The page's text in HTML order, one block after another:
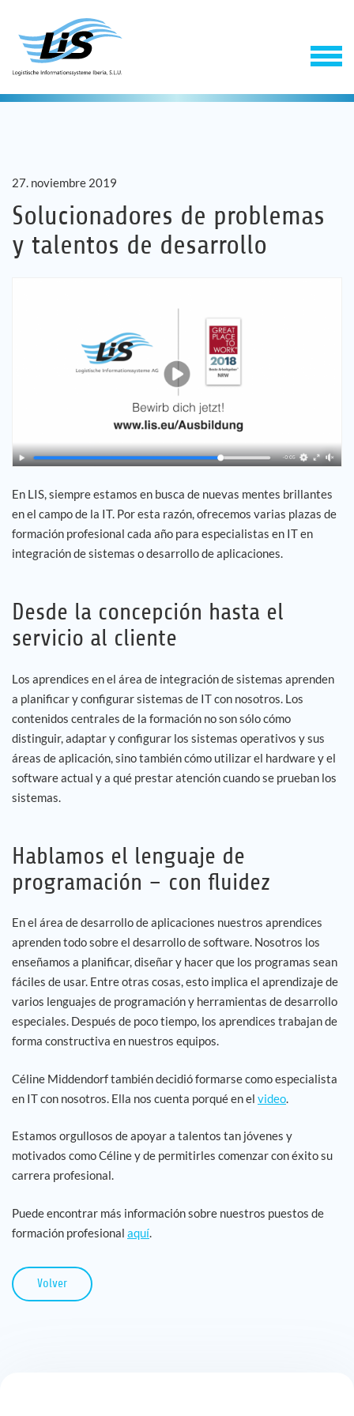
Software
Contáctenos
27. noviembre 2019
Solucionadores de problemas
y talentos de desarrollo
En LIS, siempre estamos en busca de nuevas mentes brillantes
en el campo de la IT. Por esta razón, ofrecemos varias plazas de
formación profesional cada año para especialistas en IT en
integración de sistemas o desarrollo de aplicaciones.
Desde la concepción hasta el
servicio al cliente
Los aprendices en el área de integración de sistemas aprenden
a planificar y configurar sistemas de IT con nosotros. Los
contenidos centrales de la formación no son sólo cómo
distinguir, adaptar y configurar los sistemas operativos y sus
áreas de aplicación, sino también cómo utilizar el hardware y el
software actual y a qué prestar atención cuando se prueban los
sistemas.
Hablamos el lenguaje de
programación – con fluidez
En el área de desarrollo de aplicaciones nuestros aprendices
aprenden todo sobre el desarrollo de software. Nosotros los
enseñamos a planificar, diseñar y hacer que los programas sean
fáciles de usar. Entre otras cosas, esto implica el aprendizaje de
varios lenguajes de programación y herramientas de desarrollo
especiales. Después de poco tiempo, los aprendices trabajan de
forma constructiva en nuestros equipos.
Céline Middendorf también decidió formarse como especialista
en IT con nosotros. Ella nos cuenta porqué en el video.
Estamos orgullosos de apoyar a talentos tan jóvenes y
motivados como Céline y de permitirles comenzar con éxito su
carrera profesional.
Puede encontrar más información sobre nuestros puestos de
formación profesional aquí.
Volver